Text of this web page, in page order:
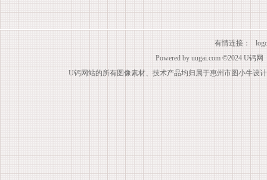
有情连接：
Powered by uugai.com ©2024 U钙网
U钙网站的所有图像素材、技术产品均归属于惠州市图小牛设